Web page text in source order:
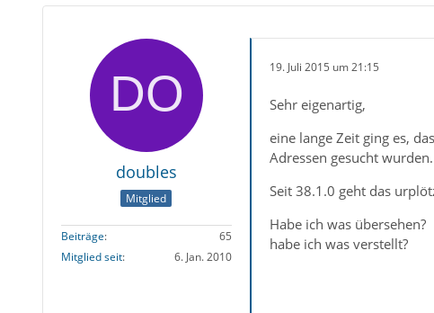
doubles
Mitglied
Beiträge
65
Mitglied seit
6. Jan. 2010
19. Juli 2015 um 21:15
Sehr eigenartig,
eine lange Zeit ging es,
Adressen gesucht
Seit 38.1.0 geht das
Habe ich was übersehen?
habe ich was verstellt?